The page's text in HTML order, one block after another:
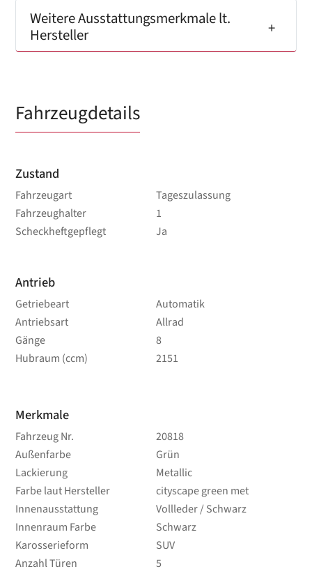
Weitere Ausstattungsmerkmale lt.
Hersteller
Fahrzeugdetails
Zustand
Fahrzeugart
Tageszulassung
Fahrzeughalter
1
Scheckheftgepflegt
Ja
Antrieb
Getriebeart
Automatik
Antriebsart
Allrad
Gänge
8
Hubraum (ccm)
2151
Merkmale
Fahrzeug Nr.
20818
Außenfarbe
Grün
Lackierung
Metallic
Farbe laut Hersteller
cityscape green met
Innenausstattung
Vollleder / Schwarz
Innenraum Farbe
Schwarz
Karosserieform
SUV
Anzahl Türen
5